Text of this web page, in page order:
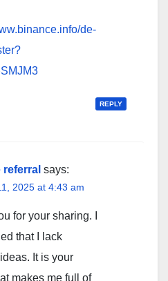
de-
REPLY
referral says:
2025 at 4:43 am
for your sharing. I
that I lack
It is your
makes me full of